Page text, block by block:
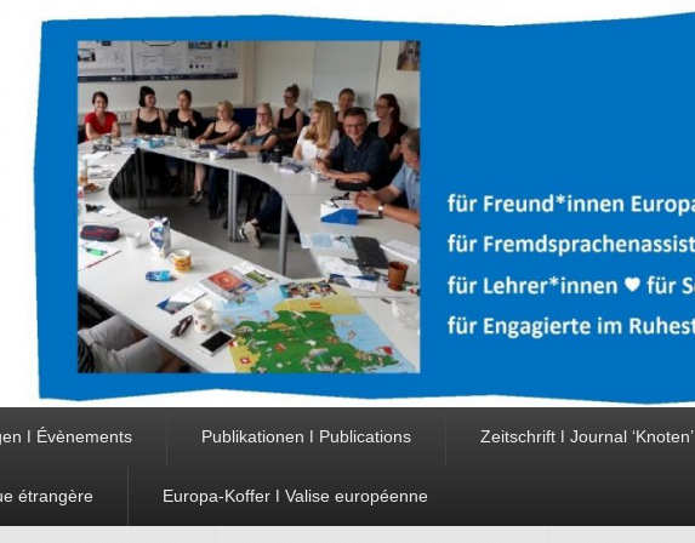
ǀ Évènements Publikationen ǀ Publications Zeitschrift ǀ Journal ‘Knoten’
étrangère Europa-Koffer ǀ Valise européenne